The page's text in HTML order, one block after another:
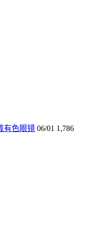
有色眼镜 06/01 1,786